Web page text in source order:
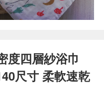
度四層紗浴巾
尺寸 柔軟速乾